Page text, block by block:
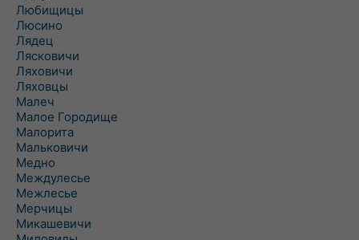
Любищицы
Люсино
Лядец
Лясковичи
Ляховичи
Ляховцы
Малеч
Малое Городище
Малорита
Мальковичи
Медно
Междулесье
Межлесье
Мерчицы
Микашевичи